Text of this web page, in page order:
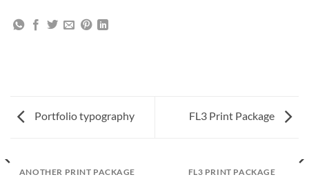
Portfolio typography FL3 Print Package
ANOTHER PRINT PACKAGE FL3 PRINT PACKAGE